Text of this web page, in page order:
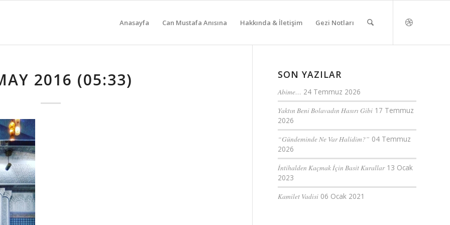
Anasayfa Can Mustafa Anısına Hakkında & İletişim Gezi Notları
2016 (05:33) SON YAZILAR
Abime… 24 Temmuz 2026
Yaktın Beni Bolavadın Hasırı Gibi 17 Temmuz
2026
“Gündeminde Ne Var Halidim?” 04 Temmuz
2026
İntihalden Kaçmak İçin Basit Kurallar 13 Ocak
2023
Kamilet Vadisi 06 Ocak 2021